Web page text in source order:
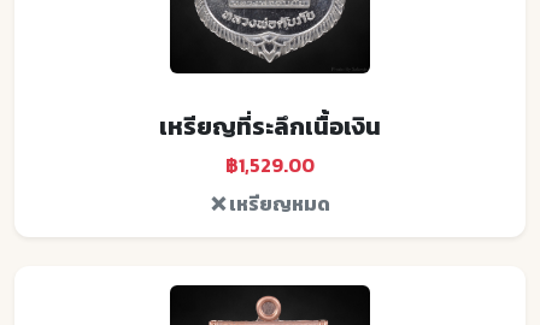
เหรียญที่ระลึกเนื้อเงิน
฿1,529.00
❌ เหรียญหมด